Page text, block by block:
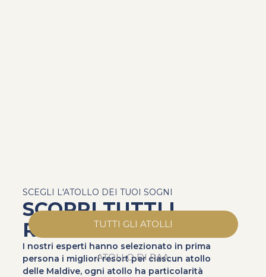
SCEGLI L'ATOLLO DEI TUOI SOGNI
SCOPRI TUTTI I
RESORT
I nostri esperti hanno selezionato in prima
persona i migliori resort per ciascun atollo
delle Maldive, ogni atollo ha particolarità
TUTTI GLI ATOLLI
ATOLLO DI RAA